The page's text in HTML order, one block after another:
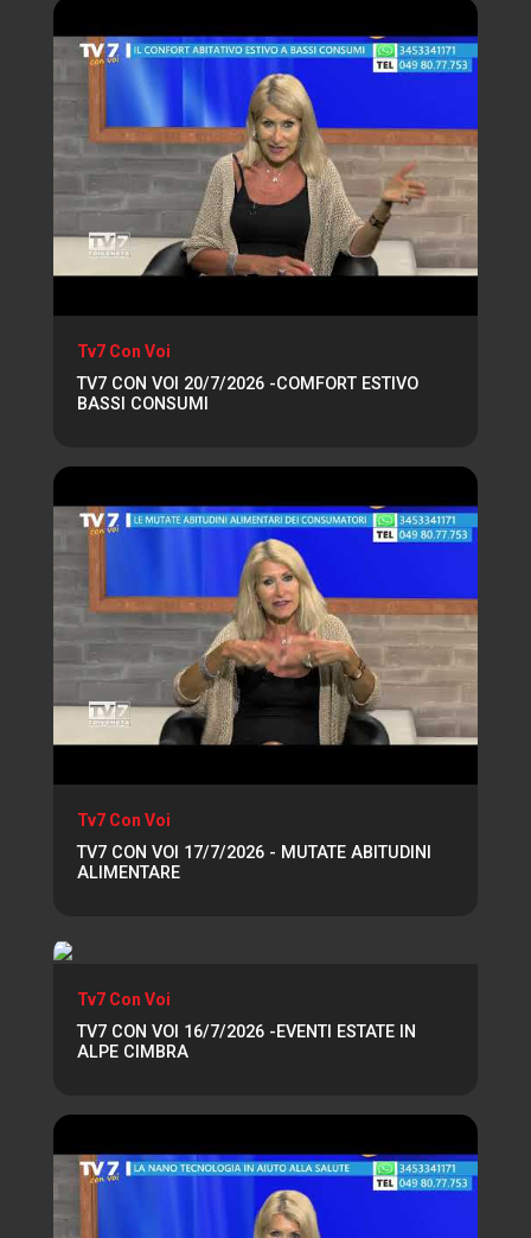
Tv7 Con Voi
TV7 CON VOI 20/7/2026 -COMFORT ESTIVO
BASSI CONSUMI
Tv7 Con Voi
TV7 CON VOI 17/7/2026 - MUTATE ABITUDINI
ALIMENTARE
Tv7 Con Voi
TV7 CON VOI 16/7/2026 -EVENTI ESTATE IN
ALPE CIMBRA